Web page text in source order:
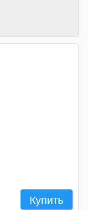
Купить